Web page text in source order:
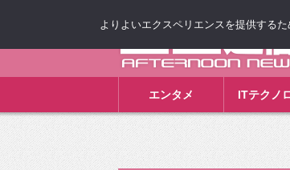
エンタメ ITテクノ
よりよいエクスペリエンスを提供する